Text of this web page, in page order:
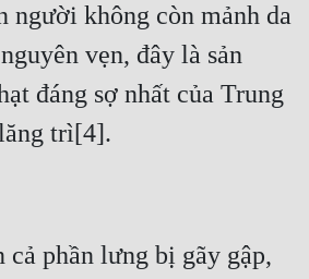
người không còn mảnh da
vẹn, đây là sản
đáng sợ nhất của Trung
cả phần lưng bị gãy gập,